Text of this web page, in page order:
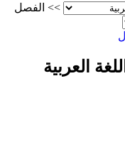
>> الفصل
العربية